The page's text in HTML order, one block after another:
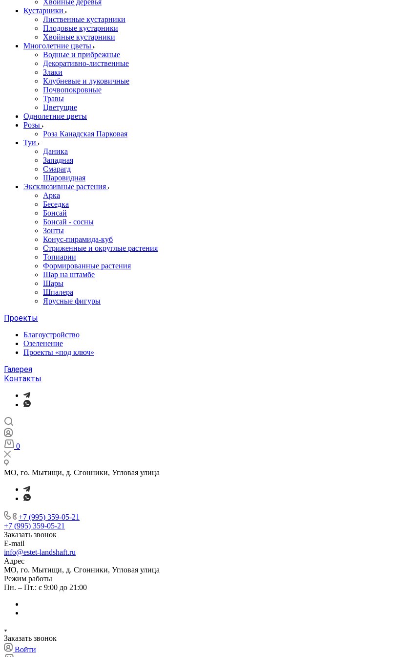
Хвойные деревья
Кустарники
Лиственные кустарники
Плодовые кустарники
Хвойные кустарники
Многолетние цветы
Водные и прибрежные
Декоративно-лиственные
Злаки
Клубневые и луковичные
Почвопокровные
Травы
Цветущие
Однолетние цветы
Розы
Роза Канадская Парковая
Туи
Даника
Западная
Смарагд
Шаровидная
Эксклюзивные растения
Арка
Беседка
Бонсай
Бонсай - сосны
Зонты
Конус-пирамида-куб
Стриженные и округлые растения
Топиарии
Формированные растения
Шар на штамбе
Шары
Шпалера
Ярусные фигуры
Проекты
Благоустройство
Озеленение
Проекты «под ключ»
Галерея
Контакты
0
МО, го. Мытищи, д. Сгонники, Угловая улица
+7 (995) 359-05-21
+7 (995) 359-05-21
Заказать звонок
E-mail
info@estet-landshaft.ru
Адрес
МО, го. Мытищи, д. Сгонники, Угловая улица
Режим работы
Пн. – Пт.: с 9:00 до 21:00
Заказать звонок
Войти